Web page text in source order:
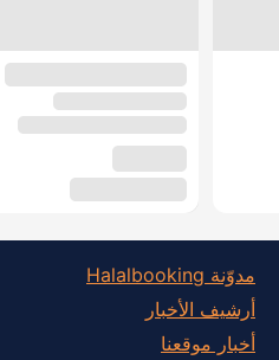
مدوّنة Halalbooking
أرشيف الأخبار
أخبار موقعنا